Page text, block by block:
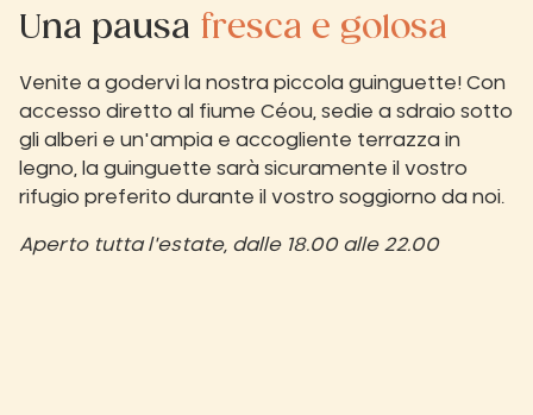
Una pausa fresca e golosa
Venite a godervi la nostra piccola guinguette! Con
accesso diretto al fiume Céou, sedie a sdraio sotto
gli alberi e un'ampia e accogliente terrazza in
legno, la guinguette sarà sicuramente il vostro
rifugio preferito durante il vostro soggiorno da noi.
Aperto tutta l'estate, dalle 18.00 alle 22.00